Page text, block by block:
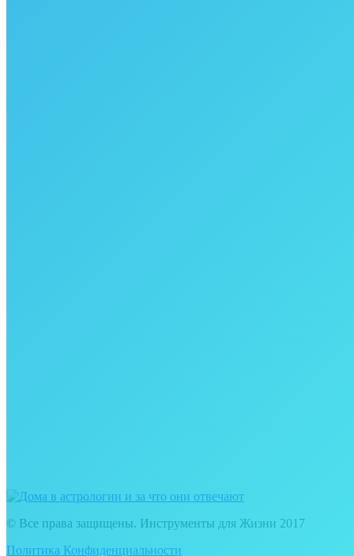
© Все права защищены. Инструменты для Жизни 2017
Политика Конфиденциальности